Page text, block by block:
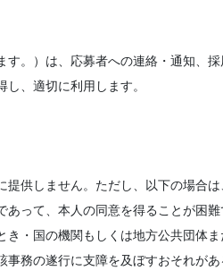
。）は、応募者への連絡・通知、
、適切に利用します。
供しません。ただし、以下の場合
って、本人の同意を得ることが困
・国の機関もしくは地方公共団体
務の遂行に支障を及ぼすおそれがあ